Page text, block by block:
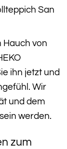
San
Hauch von
ihn jetzt und
Wir
und dem
werden.
zum